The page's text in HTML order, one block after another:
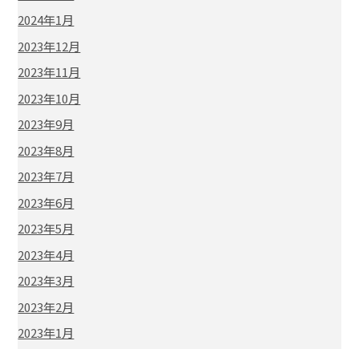
2024年1月
2023年12月
2023年11月
2023年10月
2023年9月
2023年8月
2023年7月
2023年6月
2023年5月
2023年4月
2023年3月
2023年2月
2023年1月